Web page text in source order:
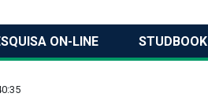
ON-LINE STUDBOOK